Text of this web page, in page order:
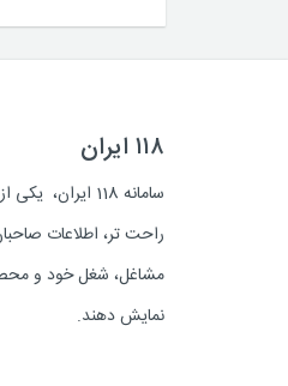
۱۱۸ ایران
سامانه 118
راحت تر، اطلاعات
مشاغل، شغل خود و
نمایش دهند.